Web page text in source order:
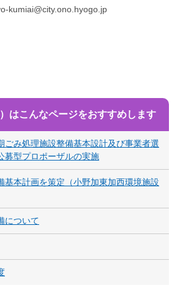
kumiai@city.ono.hyogo.jp
はこんなページをおすすめします
ごみ処理施設整備基本設計及び事業者選
募型プロポーザルの実施
基本計画を策定（小野加東加西環境施設
について